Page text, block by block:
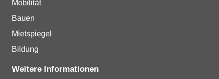
Mobilität
Bauen
Mietspiegel
Bildung
Weitere Informationen